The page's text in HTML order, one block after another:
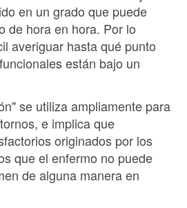
en un grado que puede
de hora en hora. Por lo
averiguar hasta qué punto
están bajo un
se utiliza ampliamente para
e implica que
originados por los
que el enfermo no puede
de alguna manera en